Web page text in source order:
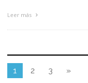
Leer más
1 2 3 »